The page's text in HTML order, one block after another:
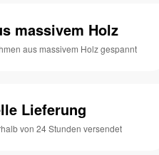
massivem Holz
aus massivem Holz gespannt
Lieferung
von 24 Stunden versendet